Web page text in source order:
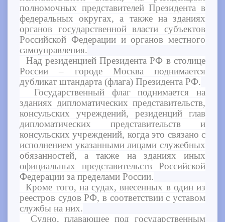
полномочных представителей Президента в
федеральных округах, а также на зданиях
органов государственной власти субъектов
Российской Федерации и органов местного
самоуправления.
Над резиденцией Президента РФ в столице
России – городе Москва поднимается
дубликат штандарта (флага) Президента РФ.
Государственный флаг поднимается на
зданиях дипломатических представительств,
консульских учреждений, резиденций глав
дипломатических представительств и
консульских учреждений, когда это связано с
исполнением указанными лицами служебных
обязанностей, а также на зданиях иных
официальных представительств Российской
Федерации за пределами России.
Кроме того, на судах, внесенных в один из
реестров судов РФ, в соответствии с уставом
службы на них.
Судно, плавающее под государственным